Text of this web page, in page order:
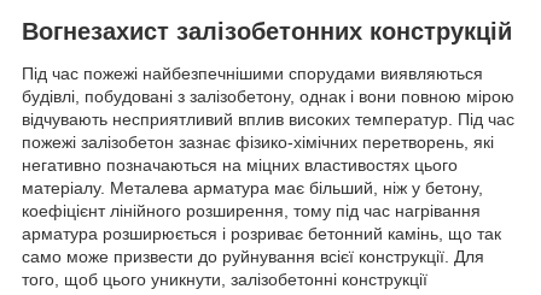
Вогнезахист залізобетонних конструкцій
Під час пожежі найбезпечнішими спорудами виявляються
будівлі, побудовані з залізобетону, однак і вони повною мірою
відчувають несприятливий вплив високих температур. Під час
пожежі залізобетон зазнає фізико-хімічних перетворень, які
негативно позначаються на міцних властивостях цього
матеріалу. Металева арматура має більший, ніж у бетону,
коефіцієнт лінійного розширення, тому під час нагрівання
арматура розширюється і розриває бетонний камінь, що так
само може призвести до руйнування всієї конструкції. Для
того, щоб цього уникнути, залізобетонні конструкції